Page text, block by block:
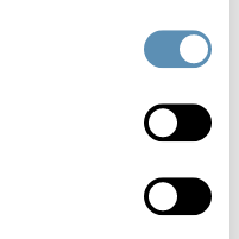
Mindpark
nya kontorshus
att bidra till en
Vi ser otroligt mycket